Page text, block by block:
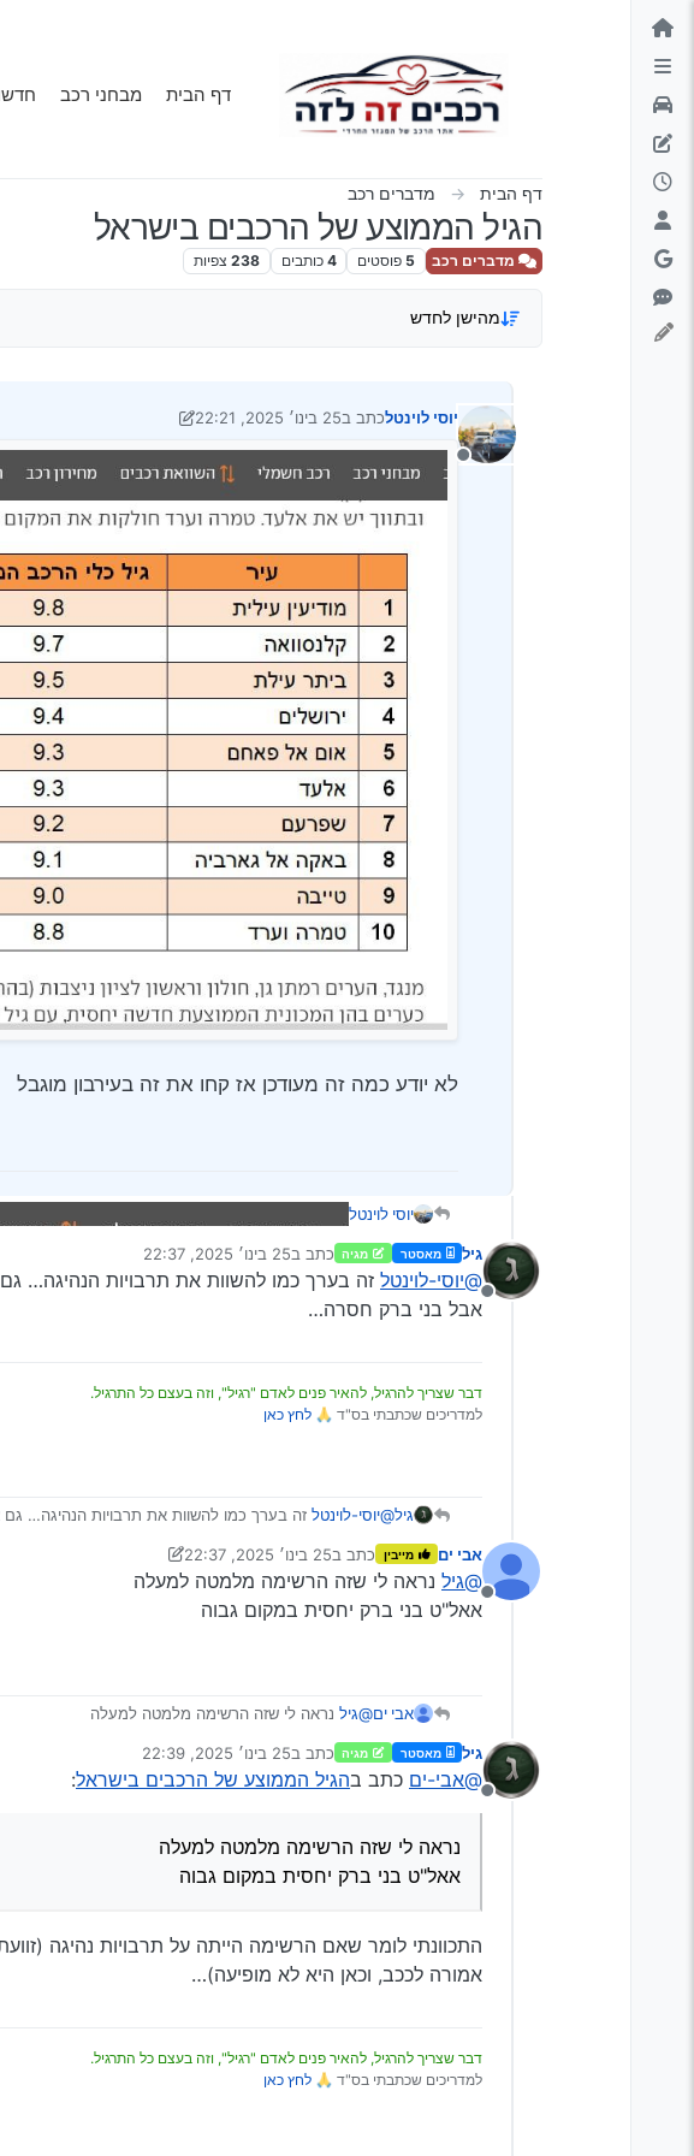
דילוג לתוכן
דף הבית מבחני רכב
דף הבית מדברים רכב
הגיל הממוצע של הרכבים בישראל
מדברים רכב 5 פוסטים 4 כותבים 238 צפיות
מהישן לחדש
מנותק
יוסי לוינטלכתב ב25 בינו׳ 2025, 22:21
נערך לאחרונה על ידי מאיר
לא יודע כמה זה מעודכן אז קחו את זה בעירבון מוגבל
יוסי לוינטל
לא יודע כמה זה מעודכן אז קחו את זה בעירבון מוגבל
מנותק
גיל מאסטר מגיה כתב ב25 בינו׳ 2025, 22:37
נערך לאחרונה על ידי
@יוסי-לוינטל זה בערך כמו להשוות את תרבויות הנהיגה…
אבל בני ברק חסרה…
דבר שצריך להרגיל, להאיר פנים לאדם "רגיל", וזה בעצם כל התרגיל.
למדריכים שכתבתי בס"ד 🙏 לחץ כאן
גיל@יוסי-לוינטל זה בערך כמו להשוות את תרבויות הנהיגה…
מנותק
אבי ים מייבין כתב ב25 בינו׳ 2025, 22:37
נערך לאחרונה על ידי אבי ים
@גיל נראה לי שזה הרשימה מלמטה למעלה
אאל"ט בני ברק יחסית במקום גבוה
אבי ים@גיל נראה לי שזה הרשימה מלמטה למעלה
מנותק
גיל מאסטר מגיה כתב ב25 בינו׳ 2025, 22:39
נערך לאחרונה על ידי
@אבי-ים כתב בהגיל הממוצע של הרכבים בישראל:
נראה לי שזה הרשימה מלמטה למעלה
אאל"ט בני ברק יחסית במקום גבוה
התכוונתי לומר שאם הרשימה הייתה על תרבויות נהיגה
אמורה לככב, וכאן היא לא מופיעה)…
דבר שצריך להרגיל, להאיר פנים לאדם "רגיל", וזה בעצם כל התרגיל.
למדריכים שכתבתי בס"ד 🙏 לחץ כאן